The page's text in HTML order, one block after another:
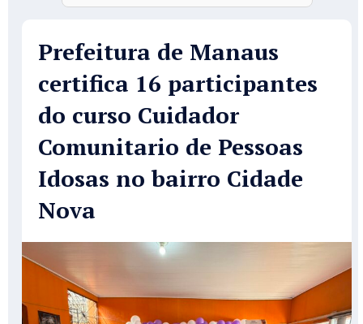
Prefeitura de Manaus
certifica 16 participantes
do curso Cuidador
Comunitario de Pessoas
Idosas no bairro Cidade
Nova